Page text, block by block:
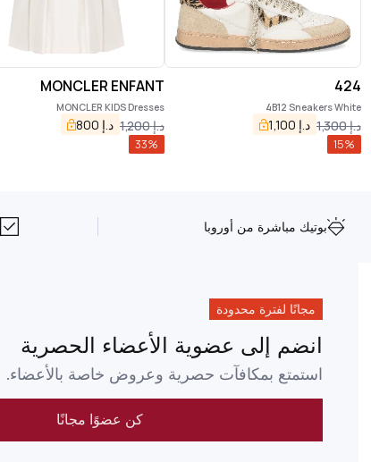
424
4B12 Sneakers White
د.إ1,300 د.إ 1,100
15%
MONCLER ENFANT
MONCLER KIDS Dresses
د.إ1,200 د.إ 800
33%
بوتيك مباشرة من أوروبا
مجانًا لفترة محدودة
انضم إلى عضوية الأعضاء الحصرية
استمتع بمكافآت حصرية وعروض خاصة بالأعضاء.
كن عضوًا مجانًا